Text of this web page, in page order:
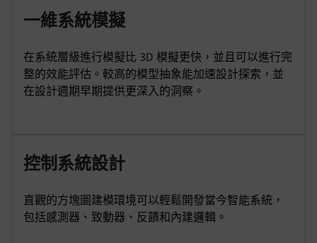
一維系統模擬
在系統層級進行模擬比 3D 模擬更快，並且可以進行完
整的效能評估。較高的模型抽象能加速設計探索，並
在設計週期早期提供更深入的洞察。
控制系統設計
直觀的方塊圖建模環境可以輕鬆開發當今智能系統，
包括感測器、致動器、反饋和內建邏輯。